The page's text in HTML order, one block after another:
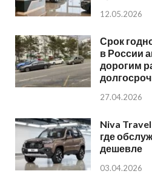
12.05.2026
Срок
в России
дорогим
27.04.2026
Niva
где
дешевле
03.04.2026